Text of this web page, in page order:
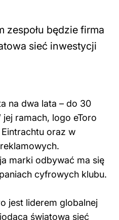
zespołu będzie firma
sieć inwestycji
na dwa lata – do 30
ramach, logo eToro
oraz w
marki odbywać ma się
cyfrowych klubu.
jest liderem globalnej
światowa sieć